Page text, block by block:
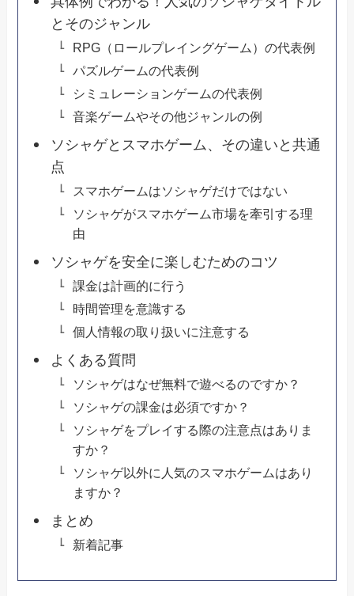
とそのジャンル
RPG（ロールプレイングゲーム）の代表例
パズルゲームの代表例
シミュレーションゲームの代表例
音楽ゲームやその他ジャンルの例
ソシャゲとスマホゲーム、その違いと共通
点
スマホゲームはソシャゲだけではない
ソシャゲがスマホゲーム市場を牽引する理
由
ソシャゲを安全に楽しむためのコツ
課金は計画的に行う
時間管理を意識する
個人情報の取り扱いに注意する
よくある質問
ソシャゲはなぜ無料で遊べるのですか？
ソシャゲの課金は必須ですか？
ソシャゲをプレイする際の注意点はありま
すか？
ソシャゲ以外に人気のスマホゲームはあり
ますか？
まとめ
新着記事